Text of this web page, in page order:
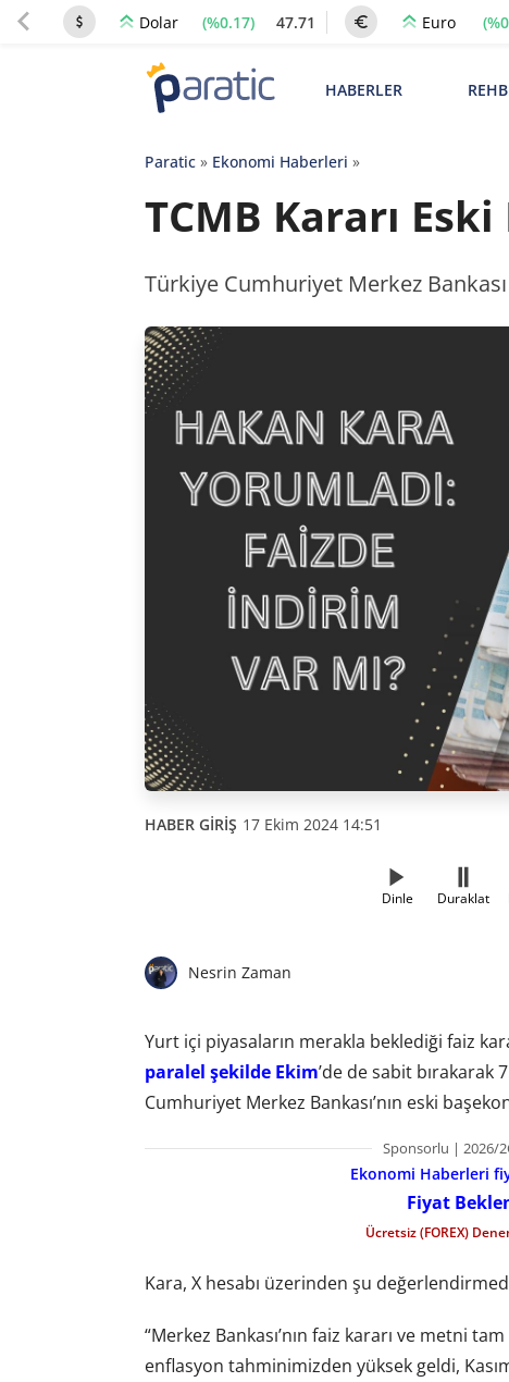
Dolar (%0.17) 47.71 Euro
HABERLER
Paratic» Ekonomi Haberleri »
TCMB Kararı
Türkiye Cumhuriyet Merkez
HABER GİRİŞ 17 Ekim 2024 14:51
Dinle Duraklat
Nesrin Zaman
Yurt içi piyasaların merakla beklediği faiz
paralel şekilde Ekim’de de sabit bırakarak
Cumhuriyet Merkez Bankası’nın eski
Sponsorlu | 2026/
Ekonomi Haberleri
Fiyat
Ücretsiz (FOREX)
Kara, X hesabı üzerinden şu
“Merkez Bankası’nın faiz kararı ve metni
enflasyon tahminimizden yüksek geldi,